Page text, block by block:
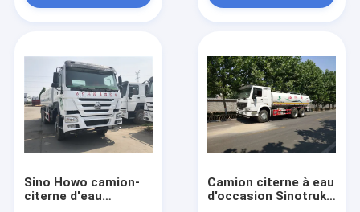
Sino Howo camion-
citerne d'eau
Camion citerne à eau
d'occasion Sinotruk